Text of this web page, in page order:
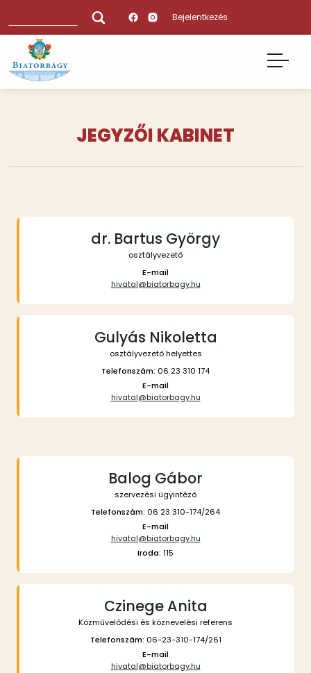
tartalomra
Bejelentkezés
JEGYZŐI KABINET
Tartalmi
dr. Bartus György
osztályvezető
E-mail
hivatal@biatorbagy.hu
Gulyás Nikoletta
osztályvezető helyettes
Telefonszám: 06 23 310 174
E-mail
hivatal@biatorbagy.hu
Balog Gábor
szervezési ügyintéző
Telefonszám: 06 23 310-174/264
E-mail
hivatal@biatorbagy.hu
Iroda: 115
Czinege Anita
Közművelődési és köznevelési referens
Telefonszám: 06-23-310-174/261
E-mail
hivatal@biatorbagy.hu